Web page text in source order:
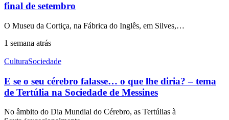
final de setembro
O Museu da Cortiça, na Fábrica do Inglês, em Silves,…
1 semana atrás
CulturaSociedade
E se o seu cérebro falasse… o que lhe diria? – tema
de Tertúlia na Sociedade de Messines
No âmbito do Dia Mundial do Cérebro, as Tertúlias à